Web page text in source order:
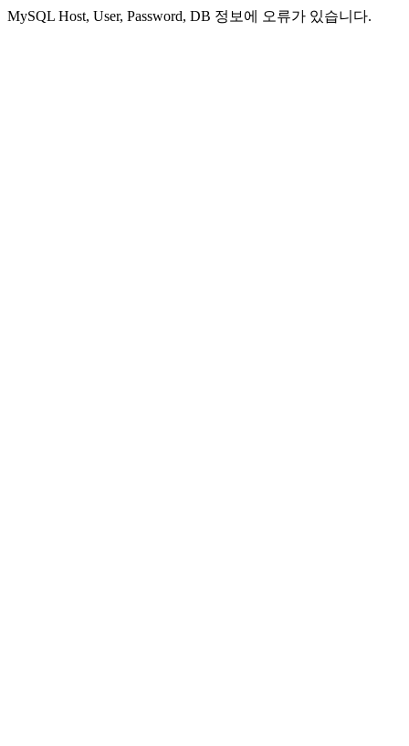
MySQL Host, User, Password, DB 정보에 오류가 있습니다.